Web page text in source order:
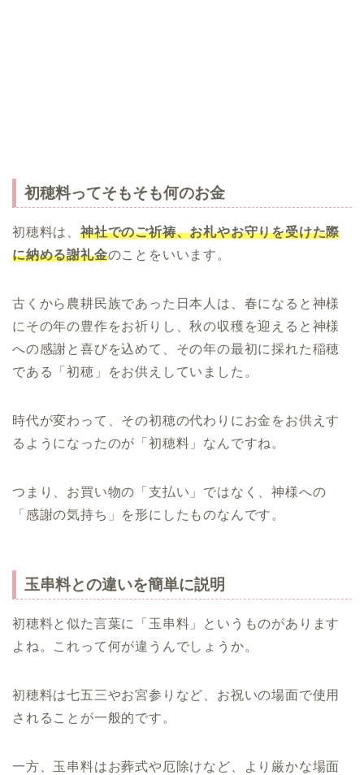
初穂料ってそもそも何のお金
初穂料は、 神社でのご祈祷、お札やお守りを受けた際
に納める謝礼金のことをいいます。
古くから農耕民族であった日本人は、春になると神様
にその年の豊作をお祈りし、秋の収穫を迎えると神様
への感謝と喜びを込めて、その年の最初に採れた稲穂
である「初穂」をお供えしていました。
時代が変わって、その初穂の代わりにお金をお供えす
るようになったのが「初穂料」なんですね。
つまり、お買い物の「支払い」ではなく、神様への
「感謝の気持ち」を形にしたものなんです。
玉串料との違いを簡単に説明
初穂料と似た言葉に「玉串料」というものがあります
よね。これって何が違うんでしょうか。
初穂料は七五三やお宮参りなど、お祝いの場面で使用
されることが一般的です。
一方、玉串料はお葬式や厄除けなど、より厳かな場面